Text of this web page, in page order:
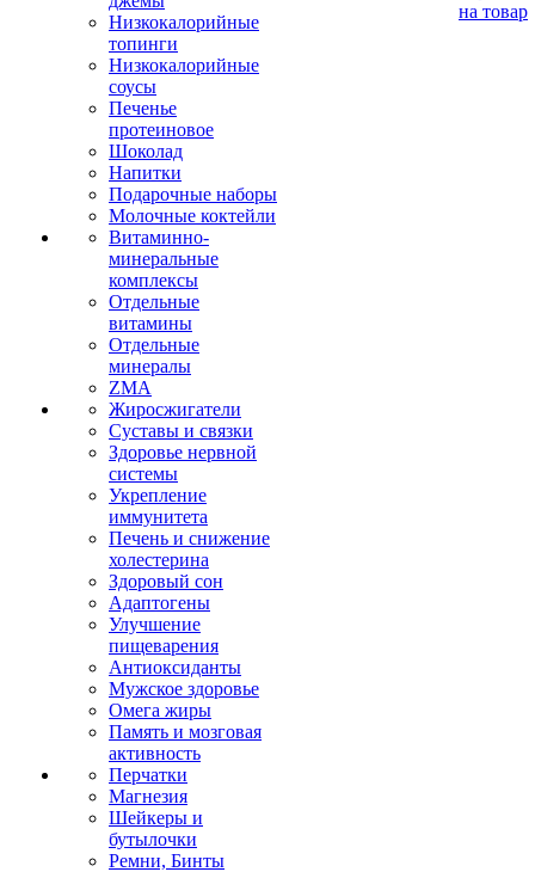
Низкокалорийные
топинги
Низкокалорийные
соусы
Печенье
протеиновое
Шоколад
Напитки
Подарочные наборы
Молочные коктейли
Витаминно-
минеральные
комплексы
Отдельные
витамины
Отдельные
минералы
ZMA
Жиросжигатели
Суставы и связки
Здоровье нервной
системы
Укрепление
иммунитета
Печень и снижение
холестерина
Здоровый сон
Адаптогены
Улучшение
пищеварения
Антиоксиданты
Мужское здоровье
Омега жиры
Память и мозговая
активность
Перчатки
Магнезия
Шейкеры и
бутылочки
Ремни, Бинты
на товар